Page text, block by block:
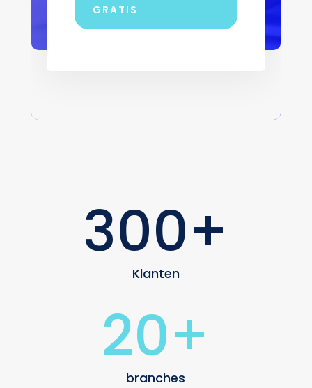
GRATIS
300+
Klanten
20+
branches